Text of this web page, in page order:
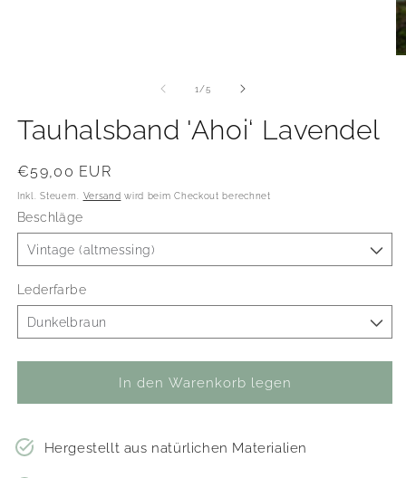
1 /von
5
Tauhalsband 'Ahoi‘ Lavendel
Normaler
Preis
€59,00 EUR
Inkl. Steuern. Versand wird beim Checkout berechnet
Beschläge
Lederfarbe
In den Warenkorb legen
Hergestellt aus natürlichen Materialien